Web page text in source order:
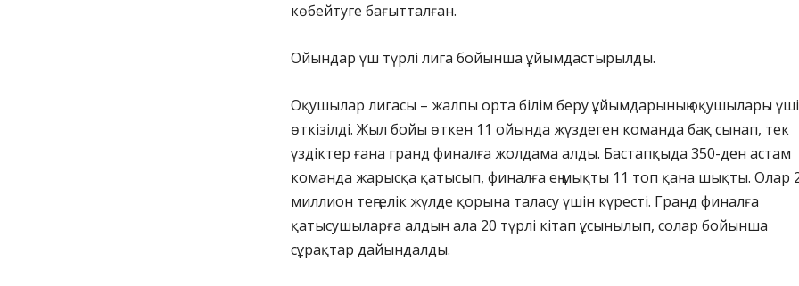
көбейтуге бағытталған.
Ойындар үш түрлі лига бойынша ұйымдастырылды.
Оқушылар лигасы – жалпы орта білім беру ұйымдарының оқушылары
өткізілді. Жыл бойы өткен 11 ойында жүздеген команда бақ сынап, тек
үздіктер ғана гранд финалға жолдама алды. Бастапқыда 350-ден астам
команда жарысқа қатысып, финалға ең мықты 11 топ қана шықты. Олар
миллион теңгелік жүлде қорына таласу үшін күресті. Гранд финалға
қатысушыларға алдын ала 20 түрлі кітап ұсынылып, солар бойынша
сұрақтар дайындалды.